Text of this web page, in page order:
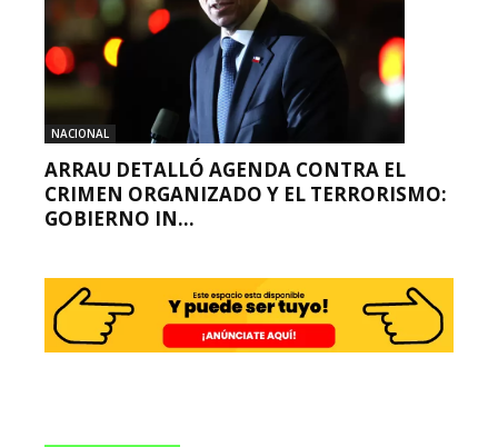
NACIONAL
ARRAU DETALLÓ AGENDA CONTRA EL
CRIMEN ORGANIZADO Y EL TERRORISMO:
GOBIERNO IN...